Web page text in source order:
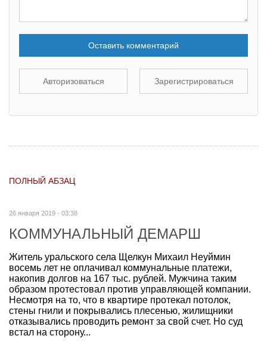
Оставить комментарий
Авторизоваться Зарегистрироваться
ПОЛНЫЙ АБЗАЦ
26 января 2019 - 03:38
КОММУНАЛЬНЫЙ ДЕМАРШ
Житель уральского села Щелкун Михаил Неуймин
восемь лет не оплачивал коммунальные платежи,
накопив долгов на 167 тыс. рублей. Мужчина таким
образом протестовал против управляющей компании.
Несмотря на то, что в квартире протекал потолок,
стены гнили и покрывались плесенью, жилищники
отказывались проводить ремонт за свой счет. Но суд
встал на сторону...